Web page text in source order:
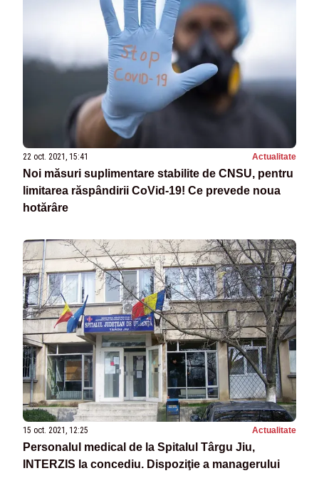
22 oct. 2021, 15:41 Actualitate
Noi măsuri suplimentare stabilite de CNSU, pentru
limitarea răspândirii CoVid-19! Ce prevede noua
hotărâre
15 oct. 2021, 12:25 Actualitate
Personalul medical de la Spitalul Târgu Jiu,
INTERZIS la concediu. Dispoziţie a managerului